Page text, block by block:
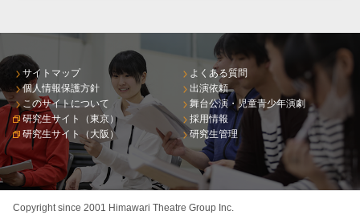
サイトマップ
個人情報保護方針
このサイトについて
研究生サイト（東京）
研究生サイト（大阪）
よくある質問
出演依頼
舞台公演・児童青少年演劇
採用情報
研究生管理
Copyright since 2001 Himawari Theatre Group Inc.